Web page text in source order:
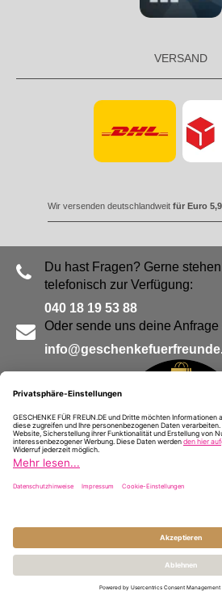
VERSAND
Wir versenden deutschlandweit für Euro
Du hast Fragen? Gerne
telefonisch zur Verfügung:
040 18 19 53 88
Oder sende uns deine
Impressum